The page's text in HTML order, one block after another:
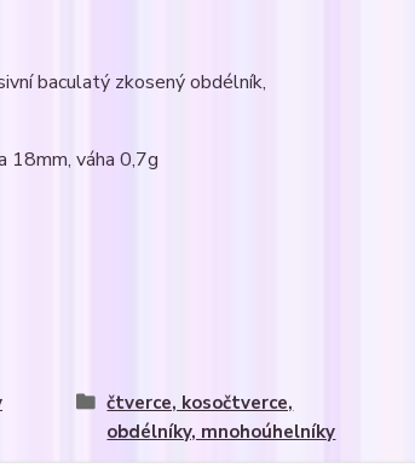
baculatý zkosený obdélník,
18mm, váha 0,7g
čtverce, kosočtverce,
obdélníky, mnohoúhelníky